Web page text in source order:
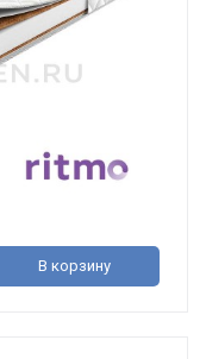
В корзину